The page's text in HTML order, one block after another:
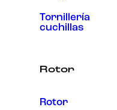
Tornillería
cuchillas
Rotor
Rotor